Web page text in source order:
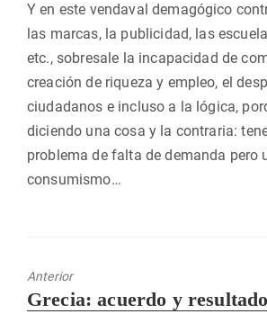
Y en este vendaval demagógico
las marcas, la publicidad, las
etc., sobresale la incapacidad de
creación de riqueza y empleo, el
ciudadanos e incluso a la lógica,
diciendo una cosa y la contraria:
problema de falta de demanda pero
consumismo…
Anterior
Entrada
Grecia: acuerdo y resultado